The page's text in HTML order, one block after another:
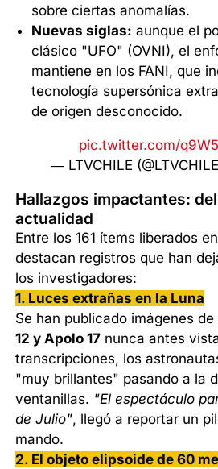
sobre ciertas anomalías.
Nuevas siglas: aunque el
clásico "UFO" (OVNI), el
mantiene en los FANI, que
tecnología supersónica
de origen desconocido.
pic.twitter.com/
— LTVCHILE
Hallazgos impactantes:
actualidad
Entre los 161 ítems liberados
destacan registros que han
los investigadores:
1. Luces extrañas en la Luna
Se han publicado imágenes
12 y Apolo 17 nunca antes
transcripciones, los
"muy brillantes" pasando a la
ventanillas. "El espectáculo
de Julio", llegó a reportar un
mando.
2. El objeto elipsoide de 60